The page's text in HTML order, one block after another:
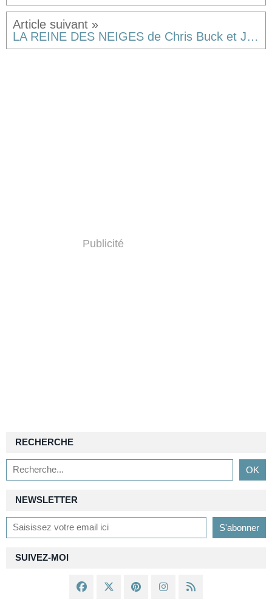
LA REINE DES NEIGES de Chris Buck et Jennifer Lee (via DISNEY-PIXAR), le nouveau RAIPONCE [critique]
Publicité
NEWSLETTER
SUIVEZ-MOI
RECHERCHE